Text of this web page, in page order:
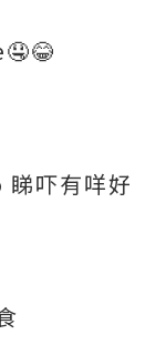
吓有咩好